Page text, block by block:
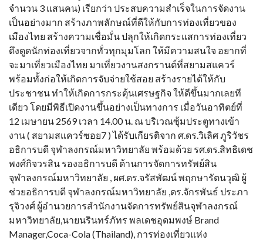
จำนวน 3 แสนคน) เรียกว่า ประสบความสำเร็จในการจัดงาน
เป็นอย่างมาก สร้างภาพลักษณ์ที่ดีให้กับการท่องเที่ยวของ
เมืองไทย สร้างความเชื่อมั่น ปลุกให้เกิดกระแสการท่องเที่ยว
ดึงดูดนักท่องเที่ยวจากทั่วทุกมุมโลก ให้มีความสนใจ อยากที่
จะมาเที่ยวเมืองไทย มาเที่ยวงานสงกรานต์ที่สยามสแควร์
พร้อมทั้งก่อให้เกิดการจับจ่ายใช้สอย สร้างรายได้ให้กับ
ประชาชน ทำให้เกิดการกระตุ้นเศรษฐกิจ ให้ดีขึ้นมากเลยที
เดียว โดยมีพิธีเปิดงานขึ้นอย่างเป็นทางการ เมื่อวันอาทิตย์ที่
12 เมษายน 2569 เวลา 14.00 น. ณ บริเวณซุ้มประตูทางเข้า
งาน ( สยามสแควร์ซอย7 ) ได้รับเกียรติจาก ศ.ดร.วิเลิศ ภูริวัชร
อธิการบดี จุฬาลงกรณ์มหาวิทยาลัย พร้อมด้วย รศ.ดร.สิทธิเดช
พงศ์กิจวรสิน รองอธิการบดี ด้านการจัดการทรัพย์สิน
จุฬาลงกรณ์มหาวิทยาลัย , ผศ.ดร.จรัสพัฒน์ พฤกษารัตนวุฒิ ผู้
ช่วยอธิการบดี จุฬาลงกรณ์มหาวิทยาลัย ,ดร.จักรพันธ์ ประภา
รุจิวงศ์ ผู้อำนวยการสำนักงานจัดการทรัพย์สินจุฬาลงกรณ์
มหาวิทยาลัย,นายนรินทร์ภัทร พลเดชอุดมพงษ์ Brand
Manager,Coca-Cola (Thailand), การท่องเที่ยวแห่ง